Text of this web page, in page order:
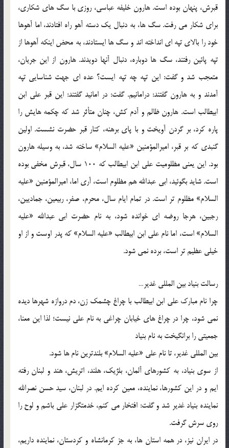
قبرش، پنهان بوده است. هارون خلیفه عباسی، روزی با سگ های شکاری،
برای شکار می رفت. سگ ها، به دنبال یک دسته آهو راه افتادند، اما آهوها
خود را بالای تپه ای انداخته اند و سگ ها ایستادند، به محض اینکه آهوها از
تپه پائین رفتند، سگ ها دوباره، دنبال آنها دویدند. هارون از این جریان،
متعجب شد و گفت: این تپه چه تپه ایست؟ عده ای جهت شناسایی تپه
آمدند و به هارون گفتند: درامانیم. گفت: در امانید گفتند: این قبر علی ابن
ابیطالب است. هارون ظالم و آدم کش، چنان متأثر شد که چکمه هایش را
پاره کرد، بر گردن آویخت و با پای برهنه، کنار قبر حضرت نشست. اولین
گنبدی که بر قبر، امیرالمؤمنین «علیه السلام» ساخته شد، به وسیله هارون
بود. این یعنی مظلومیت علی ابن ابیطالب که 100 سال، قبرش مخفی بوده
است. شاید بگوئید، ابی عبدالله هم مظلوم است، آری اما، امیرالمؤمنین «علیه
السلام» مظلوم تر است. در تمام ایام سال، محرم، صفر، ربیعین، جمادیین،
رجبین، هرجا روضه ای خوانده شود، به نام حضرت ابی عبدالله «علیه
السلام» است، اما نام علی ابن ابیطالب «علیه السلام» که پدر اوست و از او
خیلی عظیم تر است، برده نمی شود.
رسالت بنیاد بین المللی غدیر…
چرا نام مبارک علی ابن ابیطالب با چراغ چشمک زن، دم دروازه شهرها دیده
نمی شود، چرا در چراغ های خیابان چراغی به نام علی نیست؛ لذا این معنا،
جمعیتی را برانگیخت به نام بنیاد
بین المللی غدیر، تا نام علی «علیه السلام» بلندترین نام ها شود.
از سوی بنیاد، به کشورهای آلمان، بلژیک، هلند، اتریش، هند و لبنان رفته
ایم و در این کشورها، نماینده، معین کرده ایم. در لبنان، سید حسن نصرالله
نماینده بنیاد غدیر شد و گفت: افتخار می کنم، خدمتگزار علی باشم و لوح را
روی سرش گرفت.
در ایران نیز، در همه استان ها، به جز کرمانشاه و کردستان، نماینده داریم،